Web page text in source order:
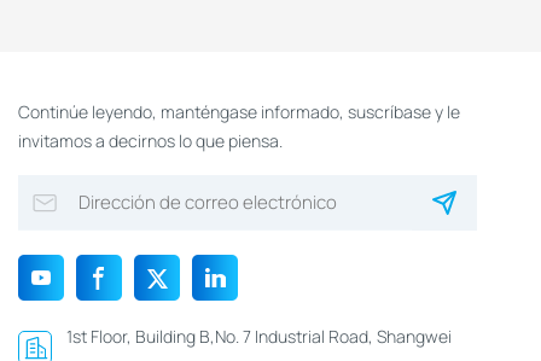
Continúe leyendo, manténgase informado, suscríbase y le
invitamos a decirnos lo que piensa.
1st Floor, Building B,No. 7 Industrial Road, Shangwei